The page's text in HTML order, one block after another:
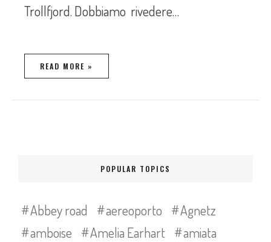
Trollfjord. Dobbiamo rivedere…
READ MORE »
POPULAR TOPICS
Abbey road aereoporto
Agnetz
amboise
Amelia Earhart
amiata